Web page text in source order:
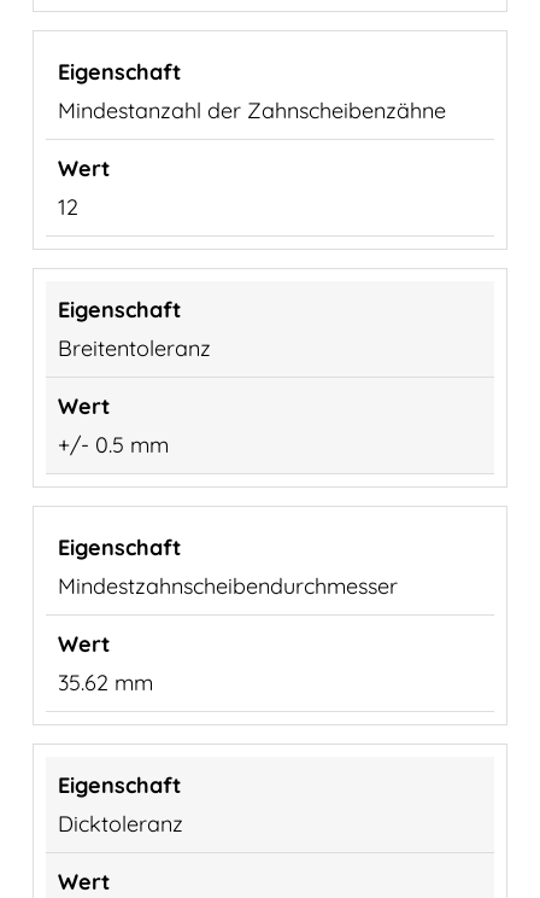
Mindestanzahl der Zahnscheibenzähne
12
Breitentoleranz
+/- 0.5 mm
Mindestzahnscheibendurchmesser
35.62 mm
Dicktoleranz